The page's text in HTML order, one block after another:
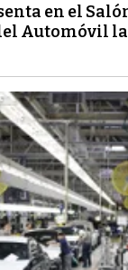
en el
Automóvil la